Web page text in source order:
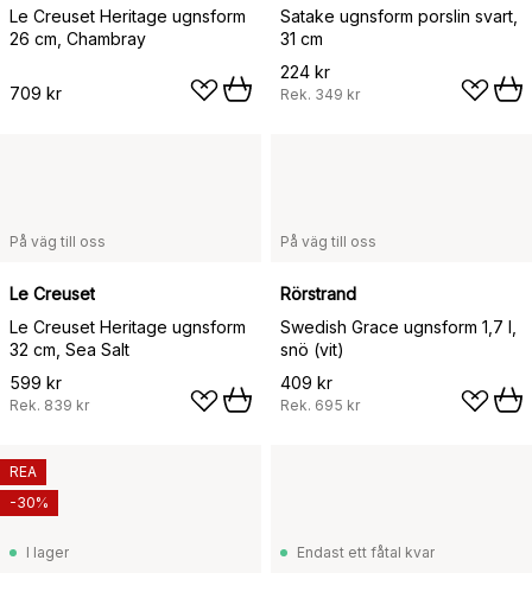
Le Creuset Heritage ugnsform
26 cm, Chambray
709 kr
Satake ugnsform porslin svart,
31 cm
224 kr
Rek. 349 kr
På väg till oss
Le Creuset
Le Creuset Heritage ugnsform
32 cm, Sea Salt
599 kr
Rek. 839 kr
På väg till oss
Rörstrand
Swedish Grace ugnsform 1,7 l,
snö (vit)
409 kr
Rek. 695 kr
I lager
REA
-30%
Endast ett fåtal kvar